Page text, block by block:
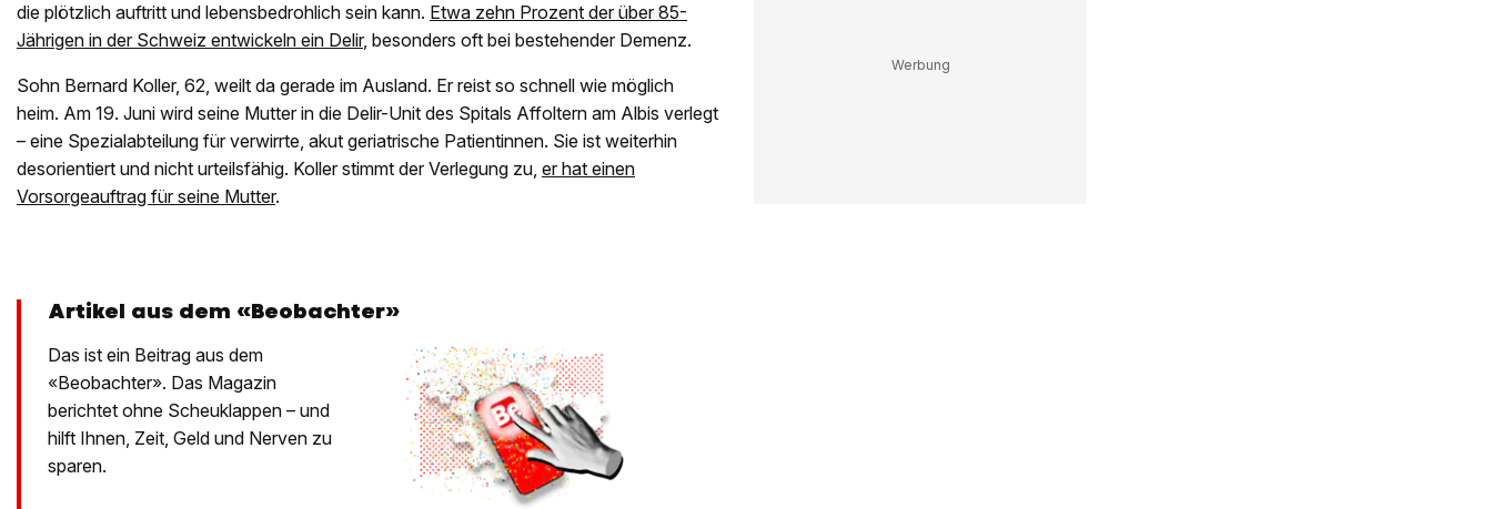
die plötzlich auftritt und lebensbedrohlich sein kann. Etwa zehn Prozent der über 85-
Jährigen in der Schweiz entwickeln ein Delir, besonders oft bei bestehender Demenz.
Sohn Bernard Koller, 62, weilt da gerade im Ausland. Er reist so schnell wie möglich
heim. Am 19. Juni wird seine Mutter in die Delir-Unit des Spitals Affoltern am Albis verlegt
– eine Spezialabteilung für verwirrte, akut geriatrische Patientinnen. Sie ist weiterhin
desorientiert und nicht urteilsfähig. Koller stimmt der Verlegung zu, er hat einen
Vorsorgeauftrag für seine Mutter.
Artikel aus dem «Beobachter»
Das ist ein Beitrag aus dem
«Beobachter». Das Magazin
berichtet ohne Scheuklappen – und
hilft Ihnen, Zeit, Geld und Nerven zu
sparen.